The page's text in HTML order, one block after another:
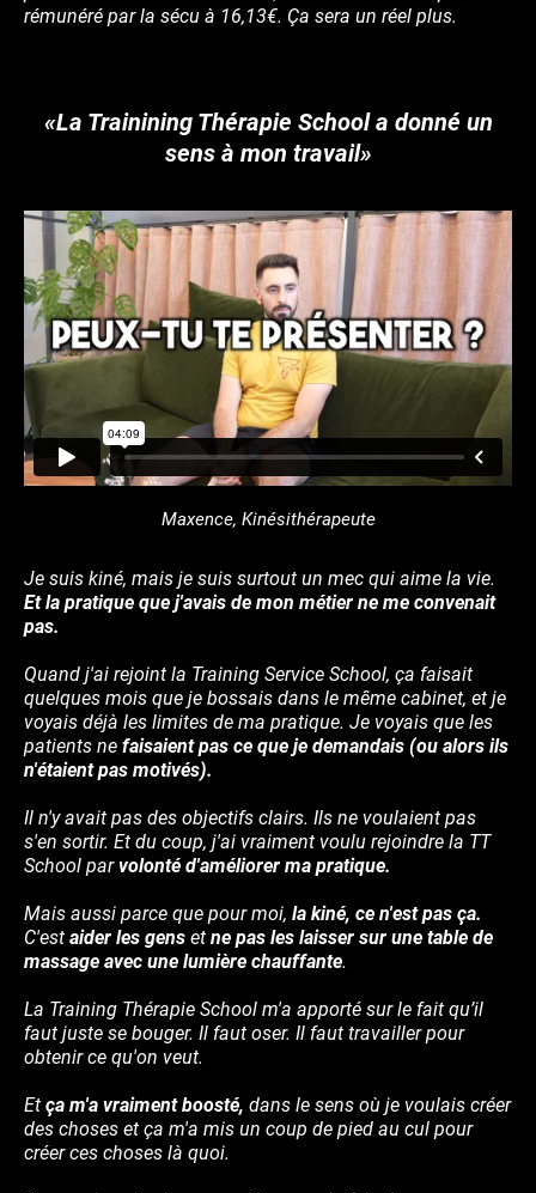
rémunéré par la sécu à 16,13€. Ça sera un réel plus.
«La Trainining Thérapie School a donné un
sens à mon travail»
Maxence, Kinésithérapeute
Je suis kiné, mais je suis surtout un mec qui aime la vie.
Et la pratique que j'avais de mon métier ne me convenait
pas.
Quand j'ai rejoint la Training Service School, ça faisait
quelques mois que je bossais dans le même cabinet, et je
voyais déjà les limites de ma pratique. Je voyais que les
patients ne faisaient pas ce que je demandais (ou alors ils
n'étaient pas motivés).
Il n'y avait pas des objectifs clairs. Ils ne voulaient pas
s'en sortir. Et du coup, j'ai vraiment voulu rejoindre la TT
School parvolonté d'améliorer ma pratique.
Mais aussi parce que pour moi, la kiné, ce n'est pas ça.
C'est aider les gens et ne pas les laisser sur une table de
massage avec une lumière chauffante.
La Training Thérapie School m'a apporté sur le fait qu’il
faut juste se bouger. Il faut oser. Il faut travailler pour
obtenir ce qu'on veut.
Et ça m'a vraiment boosté, dans le sens où je voulais créer
des choses et ça m'a mis un coup de pied au cul pour
créer ces choses là quoi.